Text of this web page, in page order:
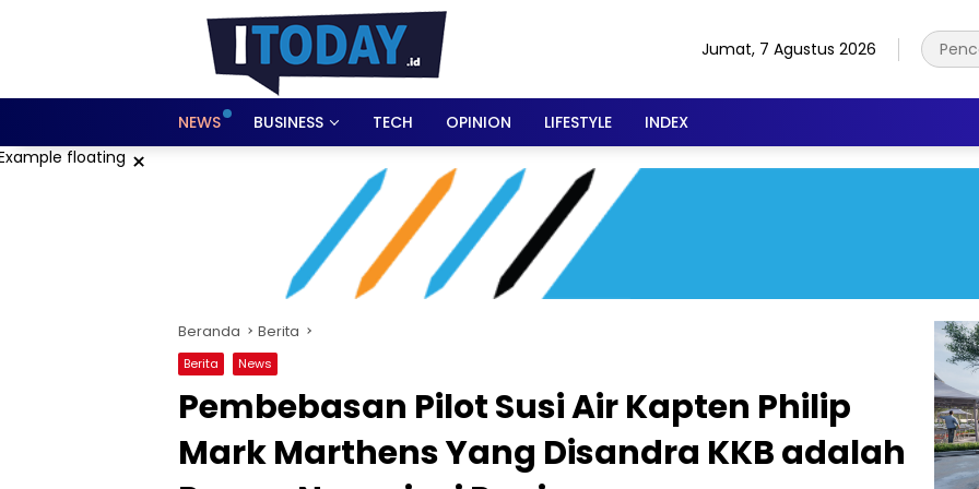
Jumat, 7 Agustus 2026
NEWS BUSINESS TECH OPINION LIFESTYLE INDEX
×
Beranda Berita
Berita News
Pembebasan Pilot Susi Air Kapten Philip
Mark Marthens Yang Disandra KKB adalah